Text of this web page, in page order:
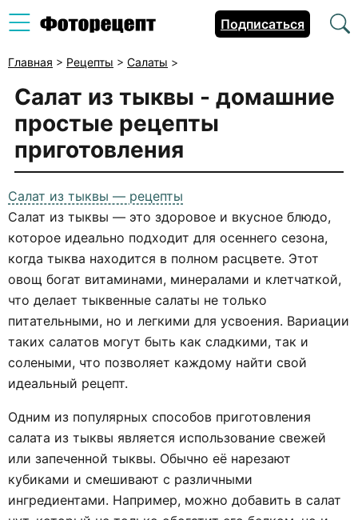
Подписаться
Главная > Рецепты > Салаты >
Салат из тыквы - домашние
простые рецепты
приготовления
Салат из тыквы — рецепты
Салат из тыквы — это здоровое и вкусное блюдо,
которое идеально подходит для осеннего сезона,
когда тыква находится в полном расцвете. Этот
овощ богат витаминами, минералами и клетчаткой,
что делает тыквенные салаты не только
питательными, но и легкими для усвоения. Вариации
таких салатов могут быть как сладкими, так и
солеными, что позволяет каждому найти свой
идеальный рецепт.
Одним из популярных способов приготовления
салата из тыквы является использование свежей
или запеченной тыквы. Обычно её нарезают
кубиками и смешивают с различными
ингредиентами. Например, можно добавить в салат